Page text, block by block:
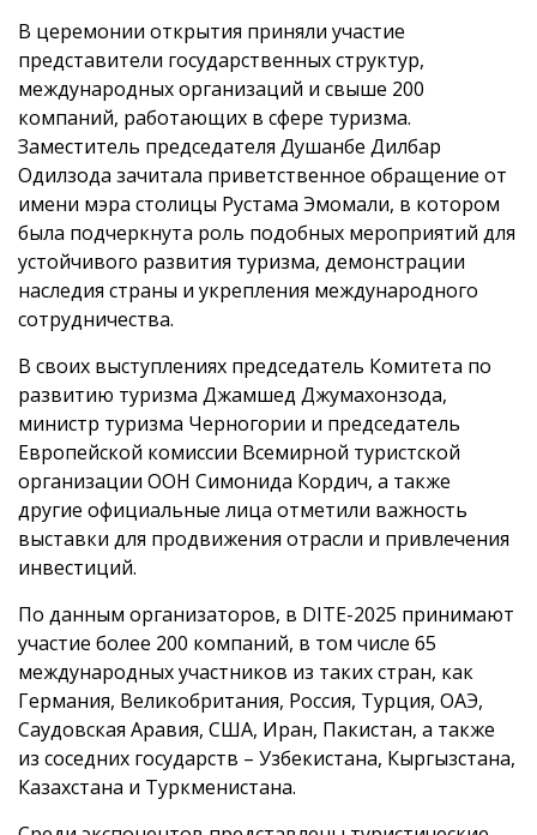
В церемонии открытия приняли участие
представители государственных структур,
международных организаций и свыше 200
компаний, работающих в сфере туризма.
Заместитель председателя Душанбе Дилбар
Одилзода зачитала приветственное обращение от
имени мэра столицы Рустама Эмомали, в котором
была подчеркнута роль подобных мероприятий для
устойчивого развития туризма, демонстрации
наследия страны и укрепления международного
сотрудничества.
В своих выступлениях председатель Комитета по
развитию туризма Джамшед Джумахонзода,
министр туризма Черногории и председатель
Европейской комиссии Всемирной туристской
организации ООН Симонида Кордич, а также
другие официальные лица отметили важность
выставки для продвижения отрасли и привлечения
инвестиций.
По данным организаторов, в DITE-2025 принимают
участие более 200 компаний, в том числе 65
международных участников из таких стран, как
Германия, Великобритания, Россия, Турция, ОАЭ,
Саудовская Аравия, США, Иран, Пакистан, а также
из соседних государств – Узбекистана, Кыргызстана,
Казахстана и Туркменистана.